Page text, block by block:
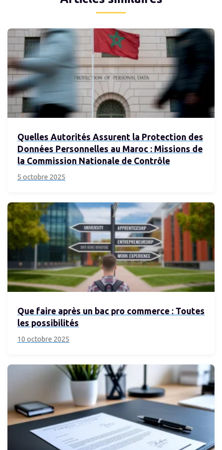
Quelles Autorités Assurent la Protection des
Données Personnelles au Maroc : Missions de
la Commission Nationale de Contrôle
5 octobre 2025
Que faire après un bac pro commerce : Toutes
les possibilités
10 octobre 2025